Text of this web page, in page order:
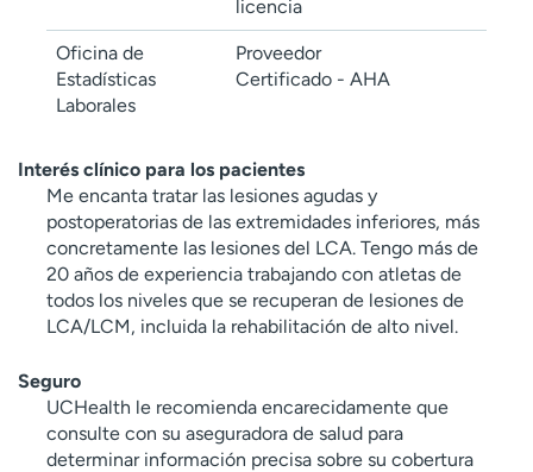
licencia
Oficina de
Estadísticas
Laborales
Proveedor
Certificado - AHA
Interés clínico para los pacientes
Me encanta tratar las lesiones agudas y
postoperatorias de las extremidades inferiores, más
concretamente las lesiones del LCA. Tengo más de
20 años de experiencia trabajando con atletas de
todos los niveles que se recuperan de lesiones de
LCA/LCM, incluida la rehabilitación de alto nivel.
Seguro
UCHealth le recomienda encarecidamente que
consulte con su aseguradora de salud para
determinar información precisa sobre su cobertura